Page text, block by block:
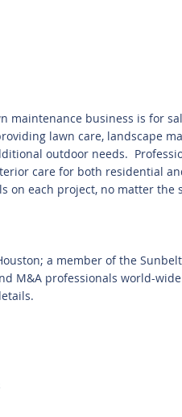
maintenance business is for
lawn care, landscape
outdoor needs.
care for both residential
on each project, no matter the
a member of the
M&A professionals world-